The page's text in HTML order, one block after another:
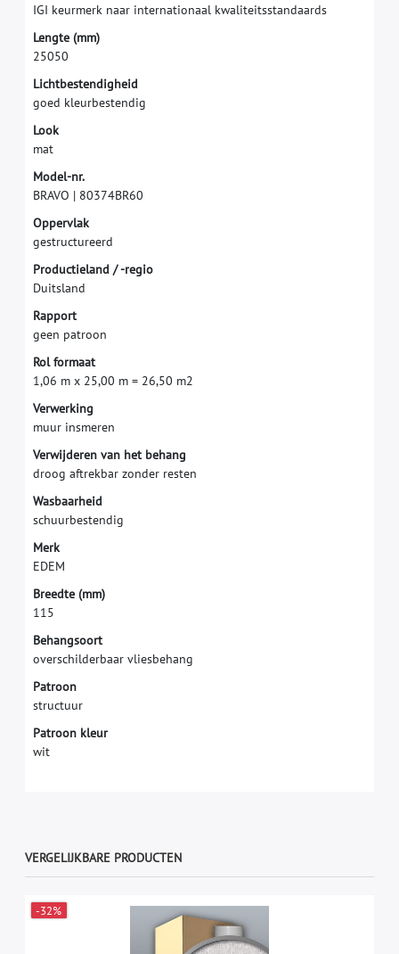
IGI keurmerk naar internationaal kwaliteitsstandaards
Lengte (mm)
25050
Lichtbestendigheid
goed kleurbestendig
Look
mat
Model-nr.
BRAVO | 80374BR60
Oppervlak
gestructureerd
Productieland /-regio
Duitsland
Rapport
geen patroon
Rol formaat
1,06 m x 25,00 m = 26,50 m2
Verwerking
muur insmeren
Verwijderen van het behang
droog aftrekbar zonder resten
Wasbaarheid
schuurbestendig
Merk
EDEM
Breedte (mm)
115
Behangsoort
overschilderbaar vliesbehang
Patroon
structuur
Patroon kleur
wit
VERGELIJKBARE PRODUCTEN
-32%